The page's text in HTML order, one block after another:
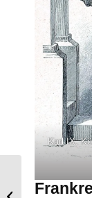
Karl IX.
Die schwarze